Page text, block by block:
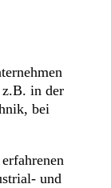
z.B. in der
bei
und